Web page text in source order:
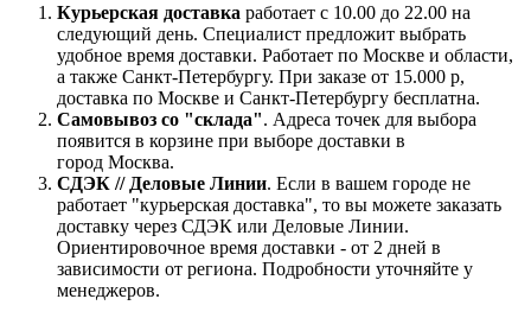
Курьерская доставка работает с 10.00 до 22.00 на
следующий день. Специалист предложит выбрать
удобное время доставки. Работает по Москве и области,
а также Санкт-Петербургу. При заказе от 15.000 р,
доставка по Москве и Санкт-Петербургу бесплатна.
Самовывоз со "склада". Адреса точек для выбора
появится в корзине при выборе доставки в
город Москва.
СДЭК // Деловые Линии. Если в вашем городе не
работает "курьерская доставка", то вы можете заказать
доставку через СДЭК или Деловые Линии.
Ориентировочное время доставки - от 2 дней в
зависимости от региона. Подробности уточняйте у
менеджеров.